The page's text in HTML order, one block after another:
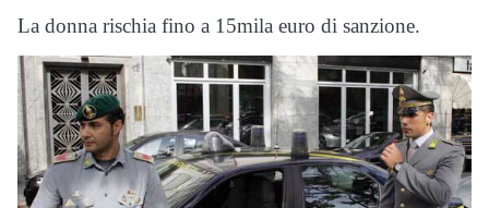
La donna rischia fino a 15mila euro di sanzione.